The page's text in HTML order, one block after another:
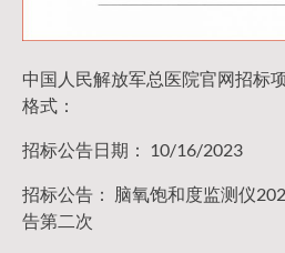
中国人民解放军总医院官网招标
格式：
招标公告日期： 10/16/2023
招标公告： 脑氧饱和度监测仪
告第二次